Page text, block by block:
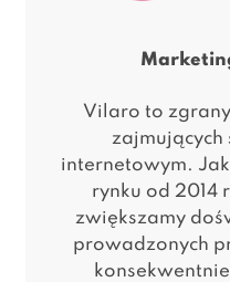
Vilaro to
zajmujących
internetowym.
rynku od 2014
zwiększamy
prowadzonych